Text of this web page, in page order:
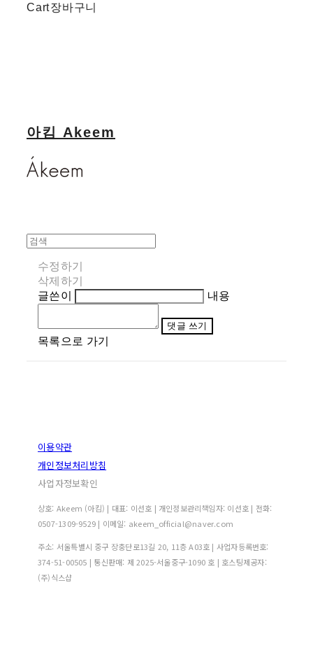
Cart장바구니
아킴 Akeem
수정하기
삭제하기
글쓴이
내용
댓글 쓰기
목록으로 가기
이용약관
개인정보처리방침
사업자정보확인
상호: Akeem (아킴) | 대표: 이선호 | 개인정보관리책임자: 이선호 | 전화:
0507-1309-9529 | 이메일: akeem_official@naver.com
주소: 서울특별시 중구 장충단로13길 20, 11층 A03호 | 사업자등록번호:
374-51-00505 | 통신판매: 제 2025-서울중구-1090 호 | 호스팅제공자:
(주)식스샵